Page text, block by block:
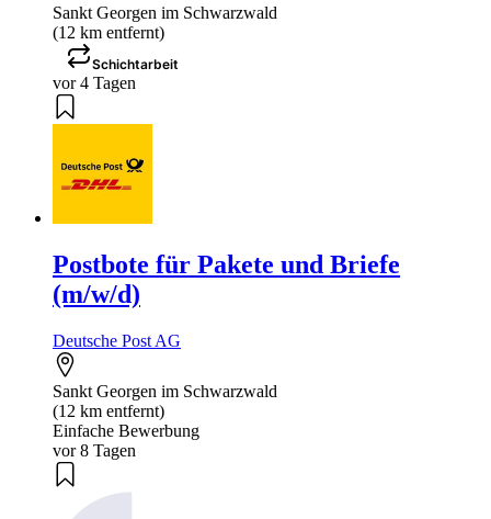
Sankt Georgen im Schwarzwald
(12 km entfernt)
Schichtarbeit
vor 4 Tagen
Postbote für Pakete und Briefe
(m/w/d)
Deutsche Post AG
Sankt Georgen im Schwarzwald
(12 km entfernt)
Einfache Bewerbung
vor 8 Tagen